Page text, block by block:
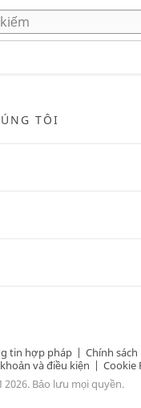
TÔI
tin hợp pháp | Chính
và điều kiện | Cookie
Bảo lưu mọi quyền.